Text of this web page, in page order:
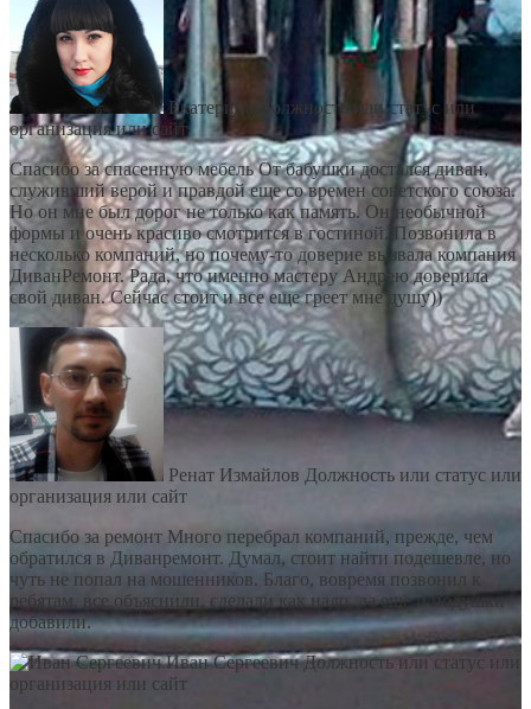
Екатерина
Должность или статус или
организация или сайт
Спасибо за спасенную мебель От бабушки достался диван,
служивший верой и правдой еще со времен советского союза.
Но он мне был дорог не только как память. Он необычной
формы и очень красиво смотрится в гостиной. Позвонила в
несколько компаний, но почему-то доверие вызвала компания
ДиванРемонт. Рада, что именно мастеру Андрею доверила
свой диван. Сейчас стоит и все еще греет мне душу))
Ренат Измайлов Должность или статус или
организация или сайт
Спасибо за ремонт Много перебрал компаний, прежде, чем
обратился в Диванремонт. Думал, стоит найти подешевле, но
чуть не попал на мошенников. Благо, вовремя позвонил к
ребятам, все объяснили, сделали как надо, да еще и подушки
добавили.
Иван Сергеевич Должность или статус или
организация или сайт